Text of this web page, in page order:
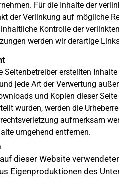
Für die Inhalte der
der Verlinkung auf mögliche
Kontrolle der
werden wir derartige
Seitenbetreiber erstellten
jede Art der Verwertung
und Kopien dieser
wurden, werden die
aufmerksam
umgehend entfernen.
dieser Website
Eigenproduktionen des